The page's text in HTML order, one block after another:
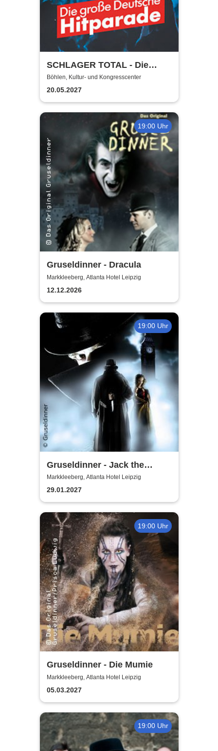
SCHLAGER TOTAL - Die
große deutsche Hitparade
Böhlen, Kultur- und Kongresscenter
20.05.2027
19:00 Uhr
Gruseldinner - Dracula
Markkleeberg, Atlanta Hotel Leipzig
12.12.2026
19:00 Uhr
Gruseldinner - Jack the
Ripper
Markkleeberg, Atlanta Hotel Leipzig
29.01.2027
19:00 Uhr
Gruseldinner - Die Mumie
Markkleeberg, Atlanta Hotel Leipzig
05.03.2027
19:00 Uhr